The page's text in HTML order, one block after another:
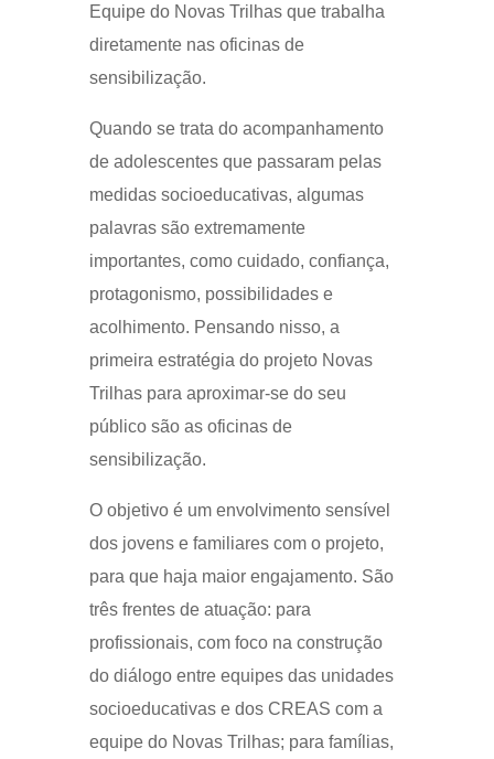
Equipe do Novas Trilhas que trabalha
diretamente nas oficinas de
sensibilização.
Quando se trata do acompanhamento
de adolescentes que passaram pelas
medidas socioeducativas, algumas
palavras são extremamente
importantes, como cuidado, confiança,
protagonismo, possibilidades e
acolhimento. Pensando nisso, a
primeira estratégia do projeto Novas
Trilhas para aproximar-se do seu
público são as oficinas de
sensibilização.
O objetivo é um envolvimento sensível
dos jovens e familiares com o projeto,
para que haja maior engajamento. São
três frentes de atuação: para
profissionais, com foco na construção
do diálogo entre equipes das unidades
socioeducativas e dos CREAS com a
equipe do Novas Trilhas; para famílias,